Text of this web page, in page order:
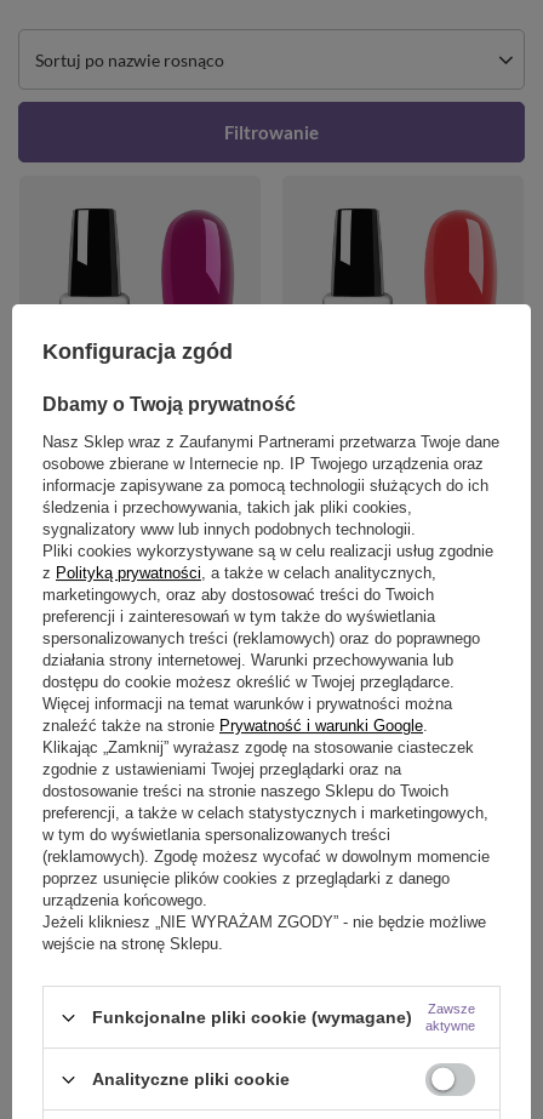
Zmień sortowanie
Sortuj po nazwie rosnąco
Filtrowanie
#mama2625 lakier hybrydowy 10 ml
RASPBERRY SMOOTHIE
29,97 zł / szt.
#mama3071 lakier hybrydowy 10 ml
ALMOND CORAL
29,97 zł / szt.
#mama3431 lakier hybrydowy 10 ml
PEACH BLISS
29,97 zł
#mama4640 lakier hybrydowy 10 ml
PLUM
29,97 zł szt.
OKAZJA NOWOŚĆ
Konfiguracja zgód
Dbamy o Twoją prywatność
Nasz Sklep wraz z Zaufanymi Partnerami przetwarza Twoje dane
osobowe zbierane w Internecie np. IP Twojego urządzenia oraz
informacje zapisywane za pomocą technologii służących do ich
śledzenia i przechowywania, takich jak pliki cookies,
sygnalizatory www lub innych podobnych technologii.
Pliki cookies wykorzystywane są w celu realizacji usług zgodnie
z Polityką prywatności, a także w celach analitycznych,
marketingowych, oraz aby dostosować treści do Twoich
preferencji i zainteresowań w tym także do wyświetlania
spersonalizowanych treści (reklamowych) oraz do poprawnego
działania strony internetowej. Warunki przechowywania lub
dostępu do cookie możesz określić w Twojej przeglądarce.
Więcej informacji na temat warunków i prywatności można
znaleźć także na stronie Prywatność i warunki Google.
Klikając „Zamknij” wyrażasz zgodę na stosowanie ciasteczek
zgodnie z ustawieniami Twojej przeglądarki oraz na
dostosowanie treści na stronie naszego Sklepu do Twoich
preferencji, a także w celach statystycznych i marketingowych,
w tym do wyświetlania spersonalizowanych treści
(reklamowych). Zgodę możesz wycofać w dowolnym momencie
poprzez usunięcie plików cookies z przeglądarki z danego
urządzenia końcowego.
Jeżeli klikniesz „NIE WYRAŻAM ZGODY” - nie będzie możliwe
wejście na stronę Sklepu.
Funkcjonalne pliki cookie (wymagane)
Zawsze
aktywne
Analityczne pliki cookie